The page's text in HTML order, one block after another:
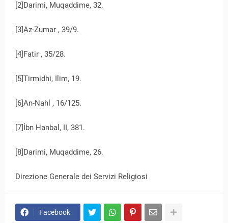
[2]Darimi, Muqaddime, 32.
[3]Az-Zumar , 39/9.
[4]Fatir , 35/28.
[5]Tirmidhi, Ilim, 19.
[6]An-Nahl , 16/125.
[7]İbn Hanbal, II, 381.
[8]Darimi, Muqaddime, 26.
Direzione Generale dei Servizi Religiosi
Facebook